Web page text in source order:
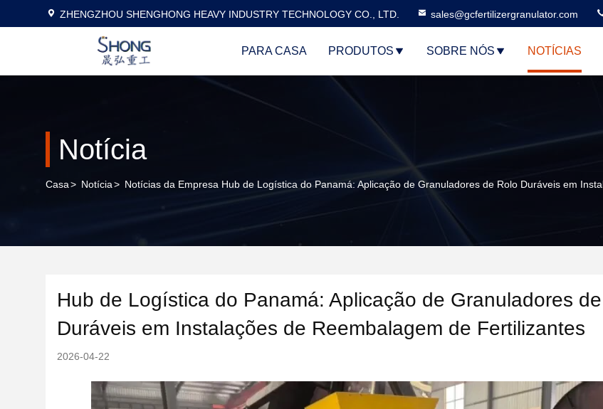
ZHENGZHOU SHENGHONG HEAVY INDUSTRY TECHNOLOGY CO., LTD. sales@gcfertilizergranulator.com
PARA CASA PRODUTOS SOBRE NÓS NOTÍCIAS
Notícia
Casa> Notícia> Notícias da Empresa Hub de Logística do Panamá: Aplicação de Granuladores de Rolo Duráveis em
Hub de Logística do Panamá: Aplicação de Granuladores
Duráveis em Instalações de Reembalagem de Fertilizantes
2026-04-22